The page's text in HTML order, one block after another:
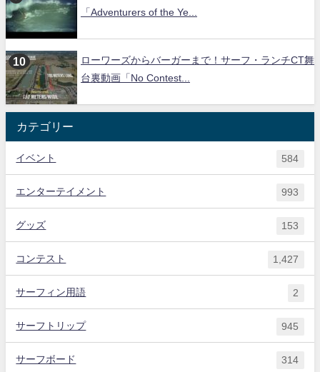
「Adventurers of the Ye...
ローワーズからバーガーまで！サーフ・ランチCT舞
台裏動画「No Contest...
カテゴリー
イベント 584
エンターテイメント 993
グッズ 153
コンテスト 1,427
サーフィン用語 2
サーフトリップ 945
サーフボード 314